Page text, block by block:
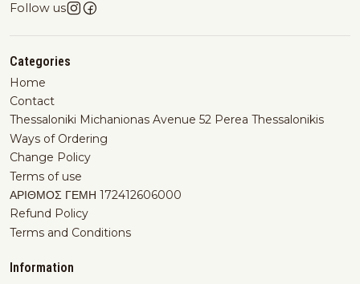
Follow us
Categories
Home
Contact
Thessaloniki Michanionas Avenue 52 Perea Thessalonikis
Ways of Ordering
Change Policy
Terms of use
ΑΡΙΘΜΟΣ ΓΕΜΗ 172412606000
Refund Policy
Terms and Conditions
Information